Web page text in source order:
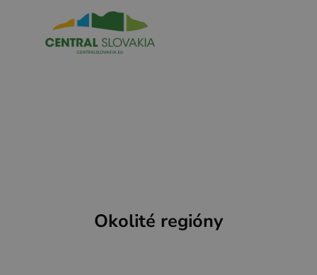
Okolité regióny